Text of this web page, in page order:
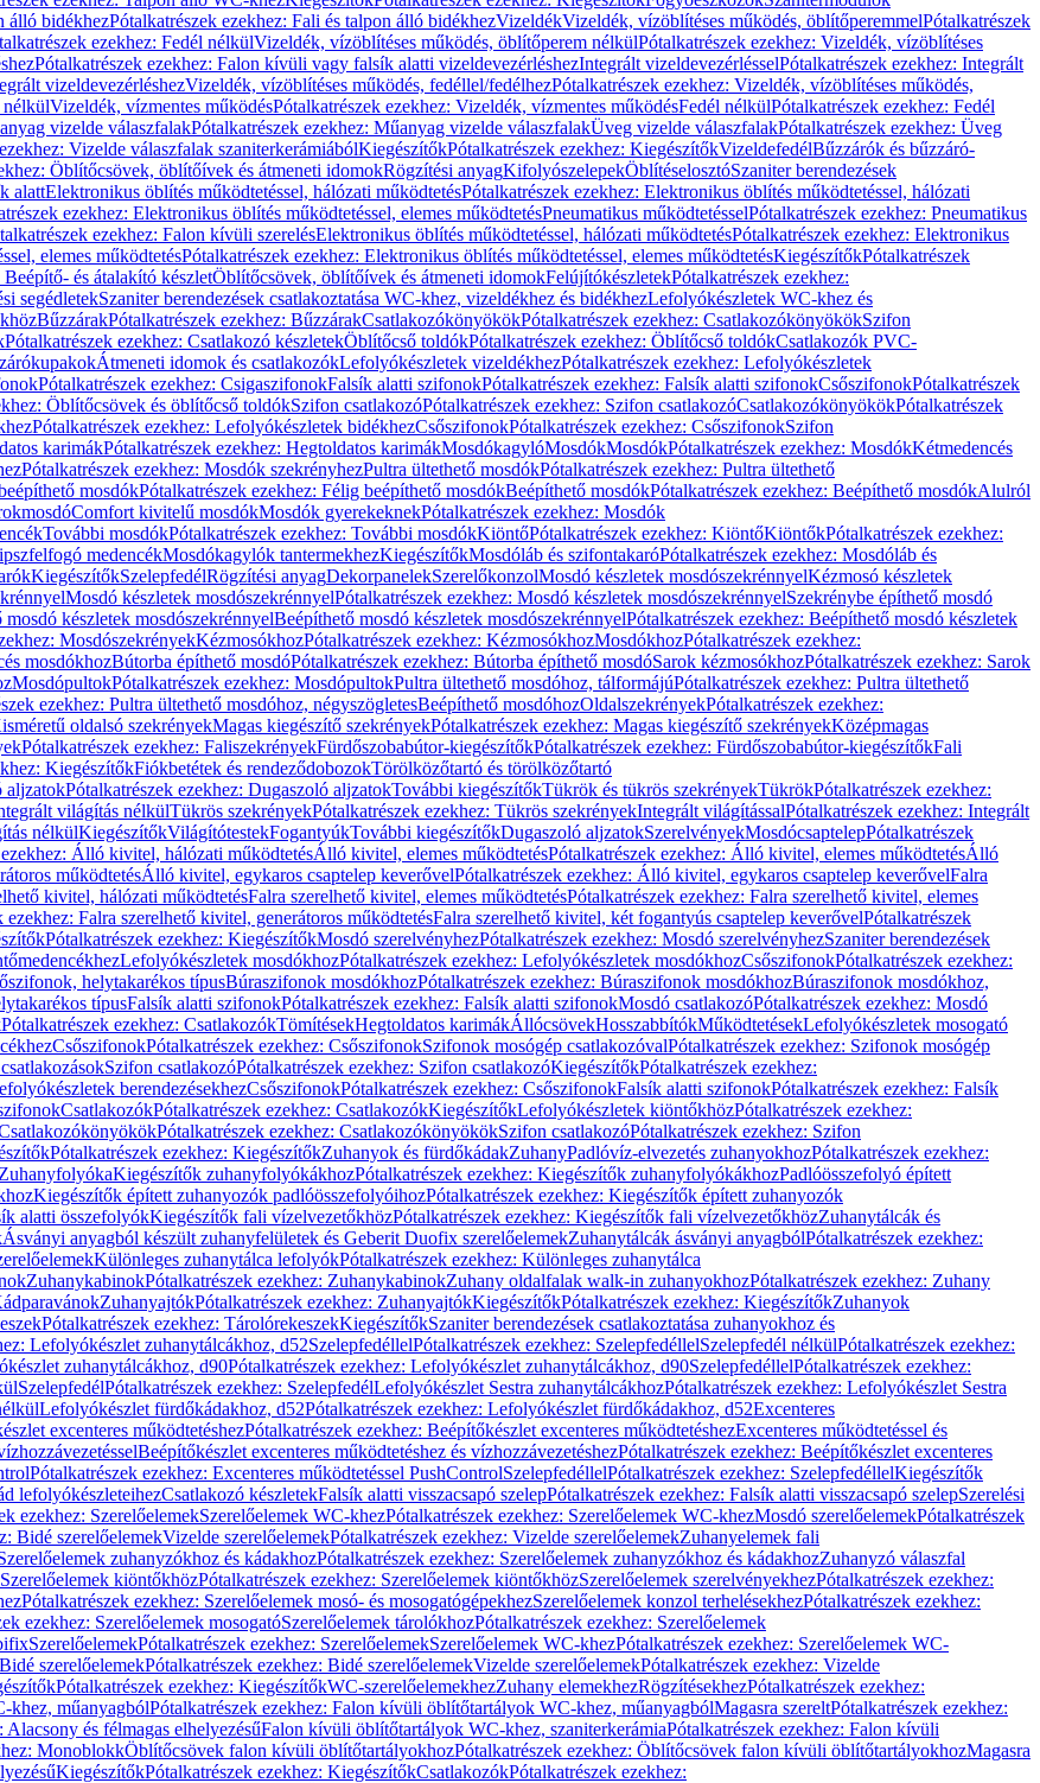
álló bidékhezPótalkatrészek ezekhez: Fali és talpon álló bidékhezVizeldékVizeldék, vízöblítéses működés, öblítőperemmelPótalkatrészek
ezekhez: Fedél nélkülVizeldék, vízöblítéses működés, öblítőperem nélkülPótalkatrészek ezekhez: Vizeldék, vízöblítéses
Pótalkatrészek ezekhez: Falon kívüli vagy falsík alatti vizeldevezérléshezIntegrált vizeldevezérlésselPótalkatrészek ezekhez: Integrált
vizeldevezérléshezVizeldék, vízöblítéses működés, fedéllel/fedélhezPótalkatrészek ezekhez: Vizeldék, vízöblítéses működés,
nélkülVizeldék, vízmentes működésPótalkatrészek ezekhez: Vizeldék, vízmentes működésFedél nélkülPótalkatrészek ezekhez: Fedél
vizelde válaszfalakPótalkatrészek ezekhez: Műanyag vizelde válaszfalakÜveg vizelde válaszfalakPótalkatrészek ezekhez: Üveg
Vizelde válaszfalak szaniterkerámiábólKiegészítőkPótalkatrészek ezekhez: KiegészítőkVizeldefedélBűzzárók és bűzzáró-
Öblítőcsövek, öblítőívek és átmeneti idomokRögzítési anyagKifolyószelepekÖblítéselosztóSzaniter berendezések
alattElektronikus öblítés működtetéssel, hálózati működtetésPótalkatrészek ezekhez: Elektronikus öblítés működtetéssel, hálózati
ezekhez: Elektronikus öblítés működtetéssel, elemes működtetésPneumatikus működtetésselPótalkatrészek ezekhez: Pneumatikus
ezekhez: Falon kívüli szerelésElektronikus öblítés működtetéssel, hálózati működtetésPótalkatrészek ezekhez: Elektronikus
elemes működtetésPótalkatrészek ezekhez: Elektronikus öblítés működtetéssel, elemes működtetésKiegészítőkPótalkatrészek
és átalakító készletÖblítőcsövek, öblítőívek és átmeneti idomokFelújítókészletekPótalkatrészek ezekhez:
segédletekSzaniter berendezések csatlakoztatása WC-khez, vizeldékhez és bidékhezLefolyókészletek WC-khez és
BűzzárakPótalkatrészek ezekhez: BűzzárakCsatlakozókönyökökPótalkatrészek ezekhez: CsatlakozókönyökökSzifon
Pótalkatrészek ezekhez: Csatlakozó készletekÖblítőcső toldókPótalkatrészek ezekhez: Öblítőcső toldókCsatlakozók PVC-
Átmeneti idomok és csatlakozókLefolyókészletek vizeldékhezPótalkatrészek ezekhez: Lefolyókészletek
Pótalkatrészek ezekhez: CsigaszifonokFalsík alatti szifonokPótalkatrészek ezekhez: Falsík alatti szifonokCsőszifonokPótalkatrészek
Öblítőcsövek és öblítőcső toldókSzifon csatlakozóPótalkatrészek ezekhez: Szifon csatlakozóCsatlakozókönyökökPótalkatrészek
Pótalkatrészek ezekhez: Lefolyókészletek bidékhezCsőszifonokPótalkatrészek ezekhez: CsőszifonokSzifon
karimákPótalkatrészek ezekhez: Hegtoldatos karimákMosdókagylóMosdókMosdókPótalkatrészek ezekhez: MosdókKétmedencés
Pótalkatrészek ezekhez: Mosdók szekrényhezPultra ültethető mosdókPótalkatrészek ezekhez: Pultra ültethető
mosdókPótalkatrészek ezekhez: Félig beépíthető mosdókBeépíthető mosdókPótalkatrészek ezekhez: Beépíthető mosdókAlulról
Comfort kivitelű mosdókMosdók gyerekeknekPótalkatrészek ezekhez: Mosdók
További mosdókPótalkatrészek ezekhez: További mosdókKiöntőPótalkatrészek ezekhez: KiöntőKiöntőkPótalkatrészek ezekhez:
medencékMosdókagylók tantermekhezKiegészítőkMosdóláb és szifontakaróPótalkatrészek ezekhez: Mosdóláb és
KiegészítőkSzelepfedélRögzítési anyagDekorpanelekSzerelőkonzolMosdó készletek mosdószekrénnyelKézmosó készletek
Mosdó készletek mosdószekrénnyelPótalkatrészek ezekhez: Mosdó készletek mosdószekrénnyelSzekrénybe építhető mosdó
készletek mosdószekrénnyelBeépíthető mosdó készletek mosdószekrénnyelPótalkatrészek ezekhez: Beépíthető mosdó készletek
MosdószekrényekKézmosókhozPótalkatrészek ezekhez: KézmosókhozMosdókhozPótalkatrészek ezekhez:
mosdókhozBútorba építhető mosdóPótalkatrészek ezekhez: Bútorba építhető mosdóSarok kézmosókhozPótalkatrészek ezekhez: Sarok
MosdópultokPótalkatrészek ezekhez: MosdópultokPultra ültethető mosdóhoz, tálformájúPótalkatrészek ezekhez: Pultra ültethető
ezekhez: Pultra ültethető mosdóhoz, négyszögletesBeépíthető mosdóhozOldalszekrényekPótalkatrészek ezekhez:
oldalsó szekrényekMagas kiegészítő szekrényekPótalkatrészek ezekhez: Magas kiegészítő szekrényekKözépmagas
Pótalkatrészek ezekhez: FaliszekrényekFürdőszobabútor-kiegészítőkPótalkatrészek ezekhez: Fürdőszobabútor-kiegészítőkFali
KiegészítőkFiókbetétek és rendeződobozokTörölközőtartó és törölközőtartó
aljzatokPótalkatrészek ezekhez: Dugaszoló aljzatokTovábbi kiegészítőkTükrök és tükrös szekrényekTükrökPótalkatrészek ezekhez:
világítás nélkülTükrös szekrényekPótalkatrészek ezekhez: Tükrös szekrényekIntegrált világítássalPótalkatrészek ezekhez: Integrált
nélkülKiegészítőkVilágítótestekFogantyúkTovábbi kiegészítőkDugaszoló aljzatokSzerelvényekMosdócsaptelepPótalkatrészek
Álló kivitel, hálózati működtetésÁlló kivitel, elemes működtetésPótalkatrészek ezekhez: Álló kivitel, elemes működtetésÁlló
működtetésÁlló kivitel, egykaros csaptelep keverővelPótalkatrészek ezekhez: Álló kivitel, egykaros csaptelep keverővelFalra
kivitel, hálózati működtetésFalra szerelhető kivitel, elemes működtetésPótalkatrészek ezekhez: Falra szerelhető kivitel, elemes
ezekhez: Falra szerelhető kivitel, generátoros működtetésFalra szerelhető kivitel, két fogantyús csaptelep keverővelPótalkatrészek
Pótalkatrészek ezekhez: KiegészítőkMosdó szerelvényhezPótalkatrészek ezekhez: Mosdó szerelvényhezSzaniter berendezések
Lefolyókészletek mosdókhozPótalkatrészek ezekhez: Lefolyókészletek mosdókhozCsőszifonokPótalkatrészek ezekhez:
helytakarékos típusBúraszifonok mosdókhozPótalkatrészek ezekhez: Búraszifonok mosdókhozBúraszifonok mosdókhoz,
típusFalsík alatti szifonokPótalkatrészek ezekhez: Falsík alatti szifonokMosdó csatlakozóPótalkatrészek ezekhez: Mosdó
Pótalkatrészek ezekhez: CsatlakozókTömítésekHegtoldatos karimákÁllócsövekHosszabbítókMűködtetésekLefolyókészletek mosogató
CsőszifonokPótalkatrészek ezekhez: CsőszifonokSzifonok mosógép csatlakozóvalPótalkatrészek ezekhez: Szifonok mosógép
Szifon csatlakozóPótalkatrészek ezekhez: Szifon csatlakozóKiegészítőkPótalkatrészek ezekhez:
berendezésekhezCsőszifonokPótalkatrészek ezekhez: CsőszifonokFalsík alatti szifonokPótalkatrészek ezekhez: Falsík
CsatlakozókPótalkatrészek ezekhez: CsatlakozókKiegészítőkLefolyókészletek kiöntőkhözPótalkatrészek ezekhez:
Pótalkatrészek ezekhez: CsatlakozókönyökökSzifon csatlakozóPótalkatrészek ezekhez: Szifon
Pótalkatrészek ezekhez: KiegészítőkZuhanyok és fürdőkádakZuhanyPadlóvíz-elvezetés zuhanyokhozPótalkatrészek ezekhez:
Kiegészítők zuhanyfolyókákhozPótalkatrészek ezekhez: Kiegészítők zuhanyfolyókákhozPadlóösszefolyó épített
Kiegészítők épített zuhanyozók padlóösszefolyóihozPótalkatrészek ezekhez: Kiegészítők épített zuhanyozók
alatti összefolyókKiegészítők fali vízelvezetőkhözPótalkatrészek ezekhez: Kiegészítők fali vízelvezetőkhözZuhanytálcák és
Ásványi anyagból készült zuhanyfelületek és Geberit Duofix szerelőelemekZuhanytálcák ásványi anyagbólPótalkatrészek ezekhez:
Különleges zuhanytálca lefolyókPótalkatrészek ezekhez: Különleges zuhanytálca
ZuhanykabinokPótalkatrészek ezekhez: ZuhanykabinokZuhany oldalfalak walk-in zuhanyokhozPótalkatrészek ezekhez: Zuhany
ZuhanyajtókPótalkatrészek ezekhez: ZuhanyajtókKiegészítőkPótalkatrészek ezekhez: KiegészítőkZuhanyok
Pótalkatrészek ezekhez: TárolórekeszekKiegészítőkSzaniter berendezések csatlakoztatása zuhanyokhoz és
Lefolyókészlet zuhanytálcákhoz, d52SzelepfedéllelPótalkatrészek ezekhez: SzelepfedéllelSzelepfedél nélkülPótalkatrészek ezekhez:
zuhanytálcákhoz, d90Pótalkatrészek ezekhez: Lefolyókészlet zuhanytálcákhoz, d90SzelepfedéllelPótalkatrészek ezekhez:
SzelepfedélPótalkatrészek ezekhez: SzelepfedélLefolyókészlet Sestra zuhanytálcákhozPótalkatrészek ezekhez: Lefolyókészlet Sestra
Lefolyókészlet fürdőkádakhoz, d52Pótalkatrészek ezekhez: Lefolyókészlet fürdőkádakhoz, d52Excenteres
excenteres működtetéshezPótalkatrészek ezekhez: Beépítőkészlet excenteres működtetéshezExcenteres működtetéssel és
Beépítőkészlet excenteres működtetéshez és vízhozzávezetéshezPótalkatrészek ezekhez: Beépítőkészlet excenteres
Pótalkatrészek ezekhez: Excenteres működtetéssel PushControlSzelepfedéllelPótalkatrészek ezekhez: SzelepfedéllelKiegészítők
lefolyókészleteihezCsatlakozó készletekFalsík alatti visszacsapó szelepPótalkatrészek ezekhez: Falsík alatti visszacsapó szelepSzerelési
ezekhez: SzerelőelemekSzerelőelemek WC-khezPótalkatrészek ezekhez: Szerelőelemek WC-khezMosdó szerelőelemekPótalkatrészek
Bidé szerelőelemekVizelde szerelőelemekPótalkatrészek ezekhez: Vizelde szerelőelemekZuhanyelemek fali
zuhanyzókhoz és kádakhozPótalkatrészek ezekhez: Szerelőelemek zuhanyzókhoz és kádakhozZuhanyzó válaszfal
Szerelőelemek kiöntőkhözPótalkatrészek ezekhez: Szerelőelemek kiöntőkhözSzerelőelemek szerelvényekhezPótalkatrészek ezekhez:
Pótalkatrészek ezekhez: Szerelőelemek mosó- és mosogatógépekhezSzerelőelemek konzol terhelésekhezPótalkatrészek ezekhez:
ezekhez: Szerelőelemek mosogatóSzerelőelemek tárolókhozPótalkatrészek ezekhez: Szerelőelemek
SzerelőelemekPótalkatrészek ezekhez: SzerelőelemekSzerelőelemek WC-khezPótalkatrészek ezekhez: Szerelőelemek WC-
Bidé szerelőelemekPótalkatrészek ezekhez: Bidé szerelőelemekVizelde szerelőelemekPótalkatrészek ezekhez: Vizelde
Pótalkatrészek ezekhez: KiegészítőkWC-szerelőelemekhezZuhany elemekhezRögzítésekhezPótalkatrészek ezekhez:
khez, műanyagbólPótalkatrészek ezekhez: Falon kívüli öblítőtartályok WC-khez, műanyagbólMagasra szereltPótalkatrészek ezekhez:
Alacsony és félmagas elhelyezésűFalon kívüli öblítőtartályok WC-khez, szaniterkerámiaPótalkatrészek ezekhez: Falon kívüli
MonoblokkÖblítőcsövek falon kívüli öblítőtartályokhozPótalkatrészek ezekhez: Öblítőcsövek falon kívüli öblítőtartályokhozMagasra
KiegészítőkPótalkatrészek ezekhez: KiegészítőkCsatlakozókPótalkatrészek ezekhez: